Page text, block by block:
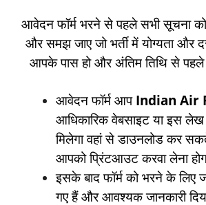
आवेदन फॉर्म भरने से पहले सभी सूचना
और समझ जाए जो भर्ती में योग्यता और
आपके पास हो और अंतिम तिथि से पहले
आवेदन फॉर्म आप Indian Air
आधिकारिक वेबसाइट या इस
मिलेगा वहां से डाउनलोड कर
आपको प्रिंटआउट करवा लेना
इसके बाद फॉर्म को भरने के लिए
गए हैं और आवश्यक जानकारी